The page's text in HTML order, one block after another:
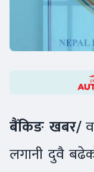
बैंकिङ खबर/
लगानी दुवै